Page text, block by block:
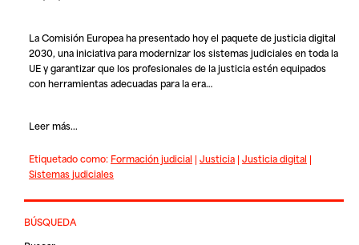
La Comisión Europea ha presentado hoy el paquete de justicia digital
2030, una iniciativa para modernizar los sistemas judiciales en toda la
UE y garantizar que los profesionales de la justicia estén equipados
con herramientas adecuadas para la era…
Leer más...
Etiquetado como: Formación judicial | Justicia| Justicia digital |
Sistemas judiciales
BÚSQUEDA